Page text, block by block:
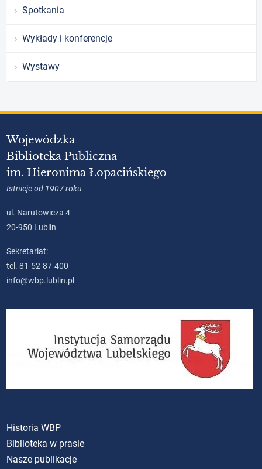
Spotkania
Wykłady i konferencje
Wystawy
Wojewódzka
Biblioteka Publiczna
im. Hieronima Łopacińskiego
Istnieje od 1907 roku
ul. Narutowicza 4
20-950 Lublin
Sekretariat:
tel. 81-52-87-400
info@wbp.lublin.pl
Historia WBP
Biblioteka w prasie
Nasze publikacje